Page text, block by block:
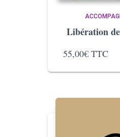
Libération
55,00€ TTC